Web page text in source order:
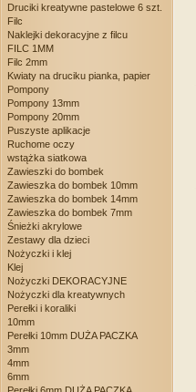
Druciki kreatywne pastelowe 6 szt.
Filc
Naklejki dekoracyjne z filcu
FILC 1MM
Filc 2mm
Kwiaty na druciku pianka, papier
Pompony
Pompony 13mm
Pompony 20mm
Puszyste aplikacje
Ruchome oczy
wstążka siatkowa
Zawieszki do bombek
Zawieszka do bombek 10mm
Zawieszka do bombek 14mm
Zawieszka do bombek 7mm
Śnieżki akrylowe
Zestawy dla dzieci
Nożyczki i klej
Klej
Nożyczki DEKORACYJNE
Nożyczki dla kreatywnych
Perełki i koraliki
10mm
Perełki 10mm DUŻA PACZKA
3mm
4mm
6mm